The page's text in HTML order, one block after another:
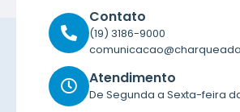
Contato
(19) 3186-9000
Atendimento
De Segunda a Sexta-feira